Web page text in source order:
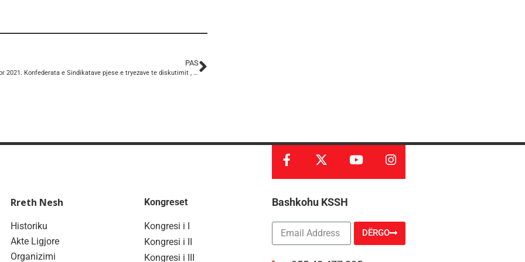
PAS
Rreth Nesh
Historiku
Akte Ligjore
Organizimi
Kongreset
Kongresi i I
Kongresi i II
Kongresi i III
Bashkohu KSSH
DËRGO